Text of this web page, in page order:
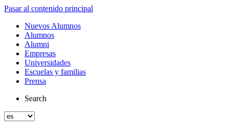
Pasar al contenido principal
Nuevos Alumnos
Alumnos
Alumni
Empresas
Universidades
Escuelas y familias
Prensa
Search